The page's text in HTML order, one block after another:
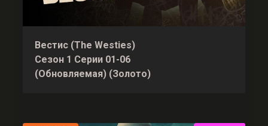
Вестис (The Westies)
Сезон 1 Серии 01-06
(Обновляемая) (Золото)